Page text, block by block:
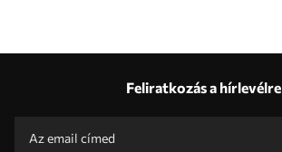
Feliratkozás a hírlevélre